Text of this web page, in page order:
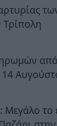
14
το